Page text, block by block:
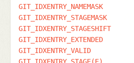
GIT_IDXENTRY_NAMEMASK
GIT_IDXENTRY_STAGEMASK
GIT_IDXENTRY_STAGESHIFT
GIT_IDXENTRY_EXTENDED
GIT_IDXENTRY_VALID
GIT_IDXENTRY_STAGE(E)